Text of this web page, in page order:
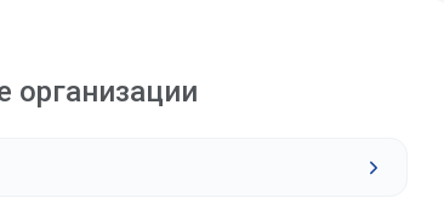
организации